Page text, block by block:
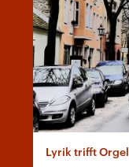
Lyrik trifft Orgel